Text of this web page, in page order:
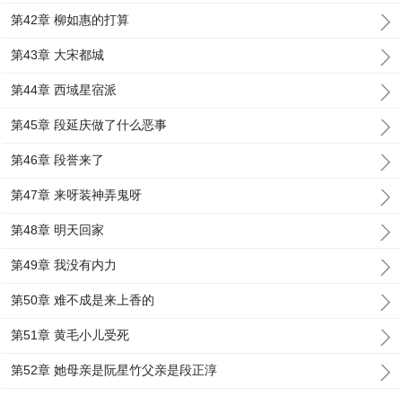
第42章 柳如惠的打算
第43章 大宋都城
第44章 西域星宿派
第45章 段延庆做了什么恶事
第46章 段誉来了
第47章 来呀装神弄鬼呀
第48章 明天回家
第49章 我没有内力
第50章 难不成是来上香的
第51章 黄毛小儿受死
第52章 她母亲是阮星竹父亲是段正淳